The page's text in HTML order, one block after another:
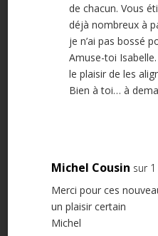
de chacun. Vous
déjà nombreux à
je n’ai pas bossé
Amuse-toi
le plaisir de les
Bien à toi… à
Michel Cousin sur
Merci pour ces
un plaisir certain
Michel